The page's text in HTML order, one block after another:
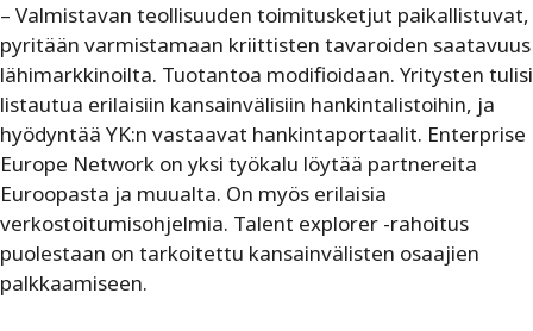
– Valmistavan teollisuuden toimitusketjut paikallistuvat,
pyritään varmistamaan kriittisten tavaroiden saatavuus
lähimarkkinoilta. Tuotantoa modifioidaan. Yritysten tulisi
listautua erilaisiin kansainvälisiin hankintalistoihin, ja
hyödyntää YK:n vastaavat hankintaportaalit. Enterprise
Europe Network on yksi työkalu löytää partnereita
Euroopasta ja muualta. On myös erilaisia
verkostoitumisohjelmia. Talent explorer -rahoitus
puolestaan on tarkoitettu kansainvälisten osaajien
palkkaamiseen.